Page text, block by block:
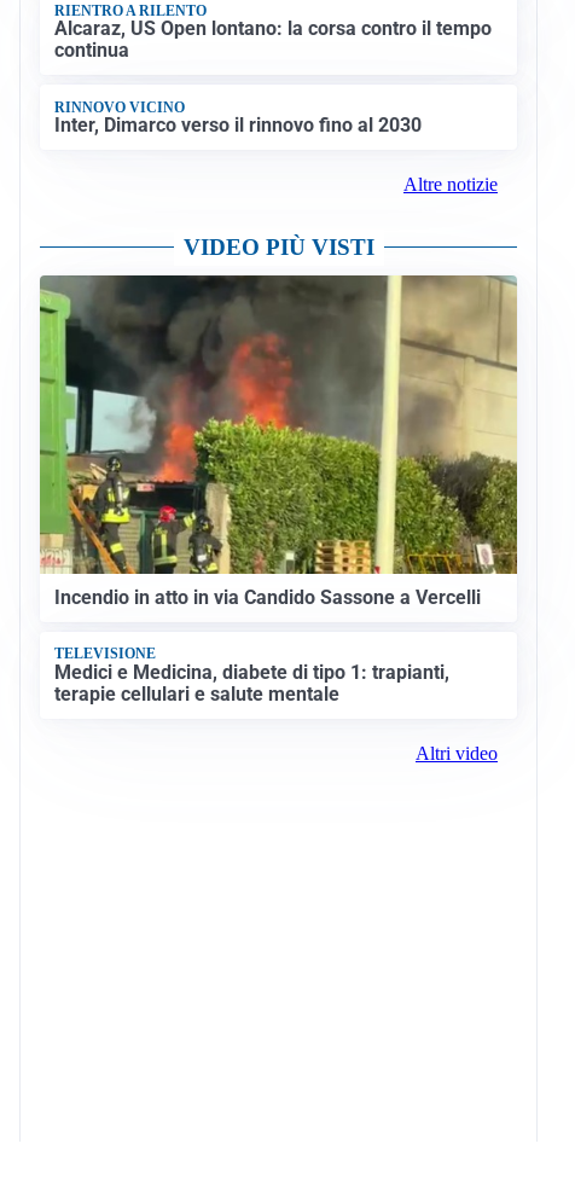
RIENTRO A RILENTO
Alcaraz, US Open lontano: la corsa contro il tempo
continua
RINNOVO VICINO
Inter, Dimarco verso il rinnovo fino al 2030
Altre notizie
VIDEO PIÙ VISTI
Incendio in atto in via Candido Sassone a Vercelli
TELEVISIONE
Medici e Medicina, diabete di tipo 1: trapianti,
terapie cellulari e salute mentale
Altri video